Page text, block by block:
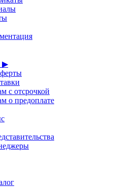
▶
с отсрочкой
о предоплате